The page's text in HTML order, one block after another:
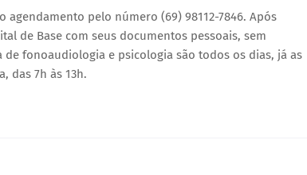
pelo número (69) 98112-7846. Após
de Base com seus documentos pessoais, sem
fonoaudiologia e psicologia são todos os dias, já as
das 7h às 13h.